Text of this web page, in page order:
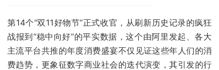
第14个“双11好物节”正式收官，从刷新历史记录的疯狂
战报到“稳中向好”的平实数据，这个由阿里发起、各大
主流平台共推的年度消费盛宴不仅见证这些年人们的消
费趋势，更象征数字商业社会的迭代演变，其引发的行